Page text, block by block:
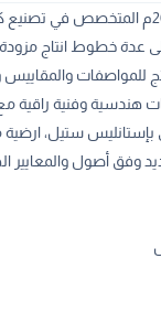
تم تأسيس مصنع وائل لفت للمصاعد
للمواصفات
هندسية وفنية راقية
ستيل،
وفق أصول